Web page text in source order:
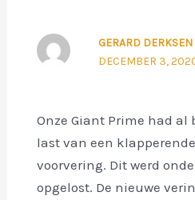
GERARD DERKSEN
DECEMBER 3,
Onze Giant Prime had al
last van een
voorvering. Dit werd
opgelost. De nieuwe